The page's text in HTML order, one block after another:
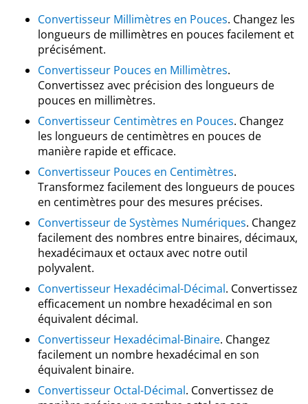
Convertisseur Millimètres en Pouces. Changez les
longueurs de millimètres en pouces facilement et
précisément.
Convertisseur Pouces en Millimètres.
Convertissez avec précision des longueurs de
pouces en millimètres.
Convertisseur Centimètres en Pouces. Changez
les longueurs de centimètres en pouces de
manière rapide et efficace.
Convertisseur Pouces en Centimètres.
Transformez facilement des longueurs de pouces
en centimètres pour des mesures précises.
Convertisseur de Systèmes Numériques. Changez
facilement des nombres entre binaires, décimaux,
hexadécimaux et octaux avec notre outil
polyvalent.
Convertisseur Hexadécimal-Décimal. Convertissez
efficacement un nombre hexadécimal en son
équivalent décimal.
Convertisseur Hexadécimal-Binaire. Changez
facilement un nombre hexadécimal en son
équivalent binaire.
Convertisseur Octal-Décimal. Convertissez de